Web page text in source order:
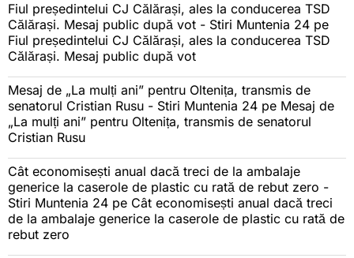
Fiul președintelui CJ Călărași, ales la conducerea TSD
Călărași. Mesaj public după vot - Stiri Muntenia 24 pe
Fiul președintelui CJ Călărași, ales la conducerea TSD
Călărași. Mesaj public după vot
Mesaj de „La mulți ani” pentru Oltenița, transmis de
senatorul Cristian Rusu - Stiri Muntenia 24 pe Mesaj de
„La mulți ani” pentru Oltenița, transmis de senatorul
Cristian Rusu
Cât economisești anual dacă treci de la ambalaje
generice la caserole de plastic cu rată de rebut zero -
Stiri Muntenia 24 pe Cât economisești anual dacă treci
de la ambalaje generice la caserole de plastic cu rată de
rebut zero